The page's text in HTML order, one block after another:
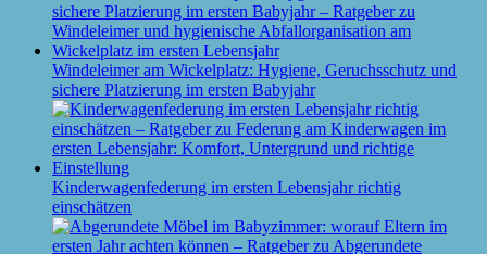
Windeleimer am Wickelplatz: Hygiene, Geruchsschutz und
sichere Platzierung im ersten Babyjahr
Kinderwagenfederung im ersten Lebensjahr richtig
einschätzen